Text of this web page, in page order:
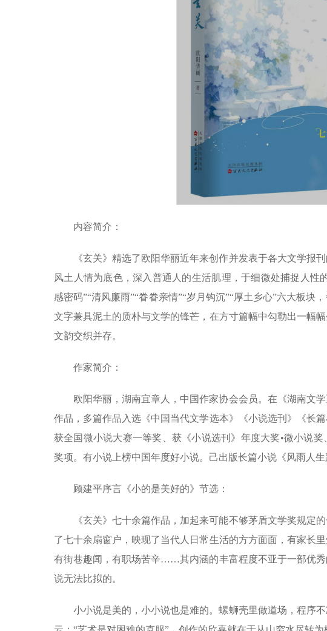
内容简介：
《玄关》精选了欧阳华丽近年来创作并发表于各大文学报
风土人情为底色，深入普通人的生活肌理，于细微处捕捉人性
感密码”“清风廉雨”“眷眷亲情”“岁月钩沉”“厚土乡心”六大板块
文字兼具泥土的质朴与文学的锋芒，在方寸篇幅中勾勒出一幅
文韵交织并存。
作家简介：
欧阳华丽，湖南宜章人，中国作家协会会员。在《湖南文
作品，多篇作品入选《中国当代文学选本》《小说选刊》《长
获全国微小说大赛一等奖、获《小说选刊》年度大奖•微小说
奖项。有小说上榜中国年度好小说。己出版长篇小说《风雨人生
顾建平序言《小的是美好的》节选：
《玄关》七十余篇作品，加起来可能不够茅盾文学奖规定
了七十余扇窗户，映现了当代人日常生活的方方面面，有家长
有街巷趣闻，有职场苦辛……其内涵的丰富程度不亚于一部优
说无法比拟的。
小小说是美的，小小说也是难的。螺蛳壳里做道场，程序